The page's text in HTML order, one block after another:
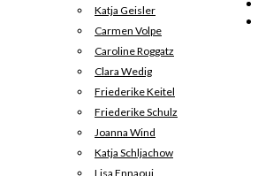
Katja Geisler
Carmen Volpe
Caroline Roggatz
Clara Wedig
Friederike Keitel
Friederike Schulz
Joanna Wind
Katja Schljachow
Lisa Ennaoui